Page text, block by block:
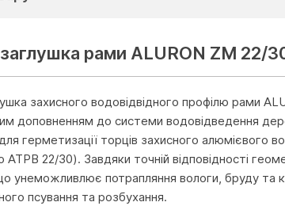
рами ALURON ZM 22/
захисного водовідвідного профілю рами
доповненням до системи водовідведення
герметизації торців захисного алюмієвого
ATPB 22/30). Завдяки точній відповідності
унеможливлює потрапляння вологи, бруду
псування та розбухання.